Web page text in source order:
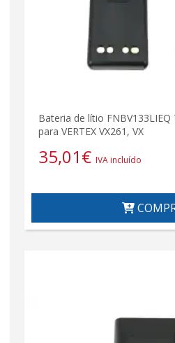
Bateria de lítio FNBV133LIEQ
para VERTEX VX261, VX
35,01€ IVA incluído